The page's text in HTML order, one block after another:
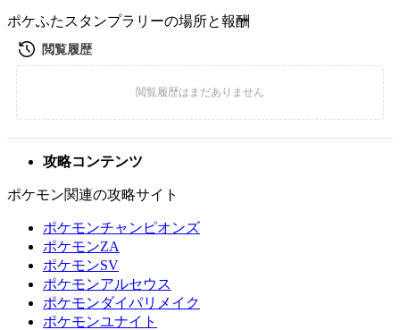
ポケふたスタンプラリーの場所と報酬
攻略コンテンツ
ポケモン関連の攻略サイト
ポケモンチャンピオンズ
ポケモンZA
ポケモンSV
ポケモンアルセウス
ポケモンダイパリメイク
ポケモンユナイト